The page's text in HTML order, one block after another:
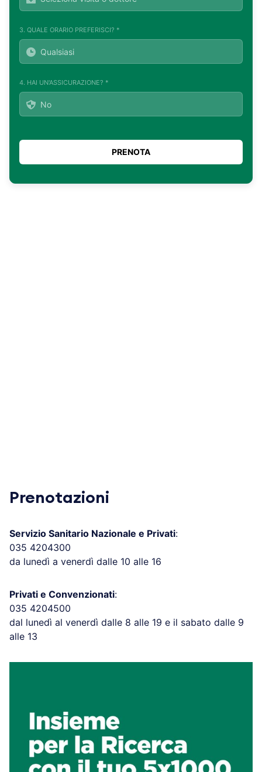
3. QUALE ORARIO PREFERISCI? *
4. HAI UN'ASSICURAZIONE? *
Prenotazioni
Servizio Sanitario Nazionale e Privati:
035 4204300
da lunedì a venerdì dalle 10 alle 16
Privati e Convenzionati:
035 4204500
dal lunedì al venerdì dalle 8 alle 19 e il sabato dalle 9
alle 13